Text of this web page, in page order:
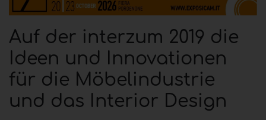
Auf der interzum 2019 die
Ideen und Innovationen
für die Möbelindustrie
und das Interior Design